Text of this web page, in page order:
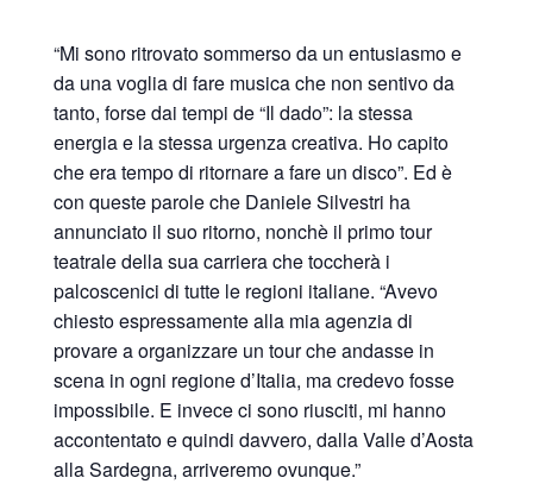
“Mi sono ritrovato sommerso da un entusiasmo e
da una voglia di fare musica che non sentivo da
tanto, forse dai tempi de “Il dado”: la stessa
energia e la stessa urgenza creativa. Ho capito
che era tempo di ritornare a fare un disco”. Ed è
con queste parole che Daniele Silvestri ha
annunciato il suo ritorno, nonchè il primo tour
teatrale della sua carriera che toccherà i
palcoscenici di tutte le regioni italiane. “Avevo
chiesto espressamente alla mia agenzia di
provare a organizzare un tour che andasse in
scena in ogni regione d’Italia, ma credevo fosse
impossibile. E invece ci sono riusciti, mi hanno
accontentato e quindi davvero, dalla Valle d’Aosta
alla Sardegna, arriveremo ovunque.”